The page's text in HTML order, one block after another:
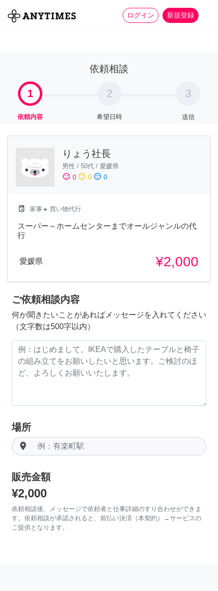
ログイン 新規登録
全て 家事 more_horiz
依頼相談
1
依頼内容
2
希望日時
3
送信
りょう社長
男性 / 50代 / 愛媛県
sentiment_satisfied 0 sentiment_neutral 0 sentiment_dissatisfied 0
local_laundry_service 家事 ▸ 買い物代行
スーパー～ホームセンターまでオールジャンルの代
行
愛媛県 ¥2,000
ご依頼相談内容
何か聞きたいことがあればメッセージを入れてください
（文字数は500字以内）
場所
room
販売金額
¥2,000
依頼相談後、メッセージで依頼者と仕事詳細のすり合わせができま
す。依頼相談が承認されると、前払い決済（本契約）→サービスの
ご提供となります。